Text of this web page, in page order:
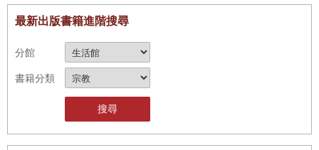
最新出版書籍進階搜尋
分館
書籍分類
搜尋